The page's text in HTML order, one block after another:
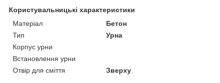
Користувальницькі характеристики
Матеріал
Бетон
Тип
Урна
Корпус урни
Встановлення урни
Отвір для сміття
Зверху